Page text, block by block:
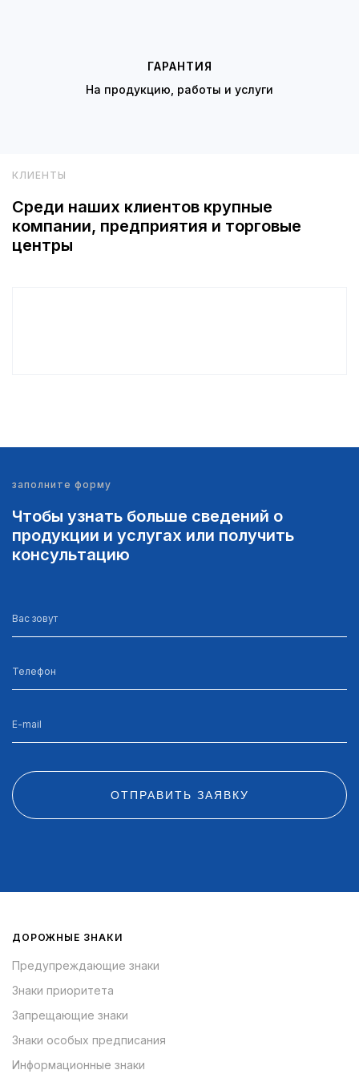
ГАРАНТИЯ
На продукцию, работы и услуги
КЛИЕНТЫ
Среди наших клиентов крупные
компании, предприятия и торговые
центры
заполните форму
Чтобы узнать больше сведений о
продукции и услугах или получить
консультацию
ОТПРАВИТЬ ЗАЯВКУ
ДОРОЖНЫЕ ЗНАКИ
Предупреждающие знаки
Знаки приоритета
Запрещающие знаки
Знаки особых предписания
Информационные знаки